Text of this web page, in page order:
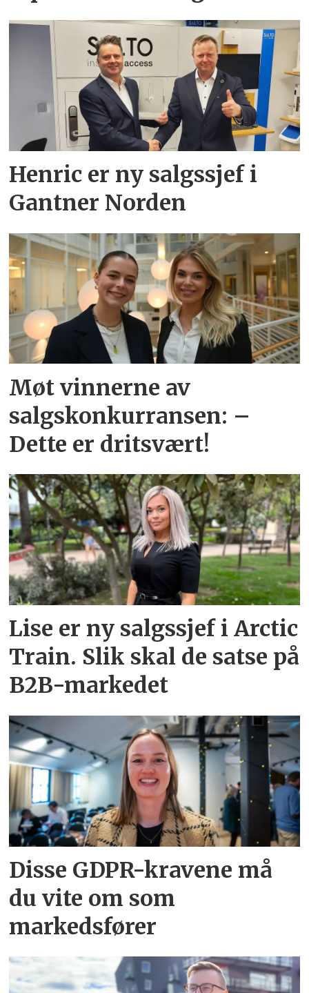
Henric er ny salgssjef i
Gantner Norden
Møt vinnerne av
salgskonkurransen: –
Dette er dritsvært!
Lise er ny salgssjef i Arctic
Train. Slik skal de satse på
B2B-markedet
Disse GDPR-kravene må
du vite om som
markedsfører